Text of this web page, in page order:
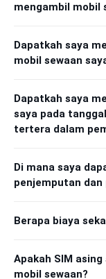
mengambil mobil
Dapatkah saya
mobil sewaan
Dapatkah saya
saya pada
tertera dalam
Di mana saya
penjemputan
Berapa biaya
Apakah SIM
mobil sewaan?